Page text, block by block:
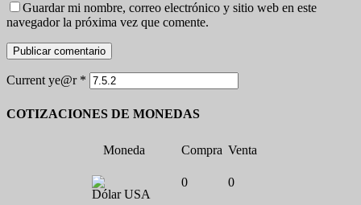
Guardar mi nombre, correo electrónico y sitio web en este
navegador la próxima vez que comente.
Current ye@r *
COTIZACIONES DE MONEDAS
Moneda Compra Venta
Dólar USA
0 0